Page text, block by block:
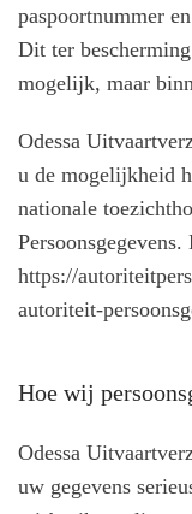
paspoortnummer
Dit ter
mogelijk, maar
Odessa
u de mogelijkheid
nationale
https://
autoriteit-
Hoe wij
Odessa
uw gegevens